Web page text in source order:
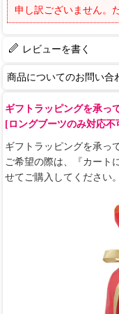
申し訳ございません。
レビューを書く
商品についてのお問い合
ギフトラッピングを承っ
[ロングブーツのみ対応不
ギフトラッピングを承っ
ご希望の際は、『カート
せてご購入してください。